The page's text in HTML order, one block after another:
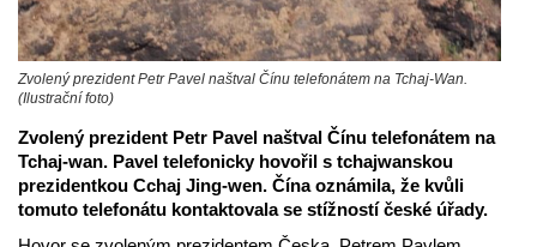
Zvolený prezident Petr Pavel naštval Čínu telefonátem na Tchaj-Wan.
(Ilustrační foto)
Zvolený prezident Petr Pavel naštval Čínu telefonátem na
Tchaj-wan. Pavel telefonicky hovořil s tchajwanskou
prezidentkou Cchaj Jing-wen. Čína oznámila, že kvůli
tomuto telefonátu kontaktovala se stížností české úřady.